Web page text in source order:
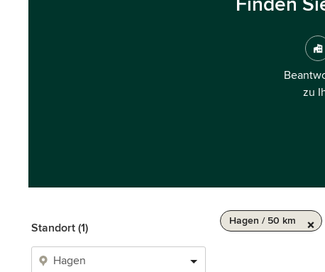
zu
Standort (1)
Hagen / 50 km